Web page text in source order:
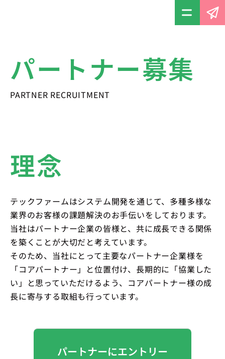
パートナー募集
PARTNER RECRUITMENT
パートナーにエントリー
理念
テックファームはシステム開発を通じて、多種多様な
業界のお客様の課題解決のお手伝いをしております。
当社はパートナー企業の皆様と、共に成長できる関係
を築くことが大切だと考えています。
そのため、当社にとって主要なパートナー企業様を
「コアパートナー」と位置付け、長期的に「協業した
い」と思っていただけるよう、コアパートナー様の成
長に寄与する取組も行っています。